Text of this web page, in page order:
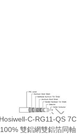
Hosiwell-C-RG11-QS 7C
100% 雙鋁網雙鋁箔同軸